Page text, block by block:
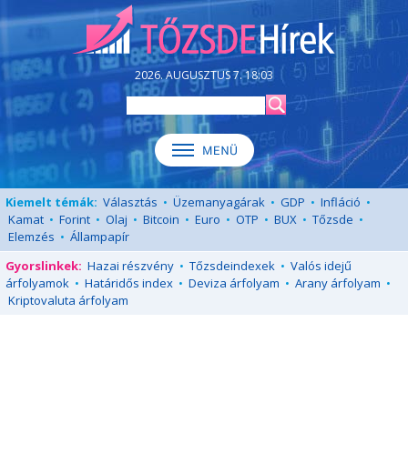
2026. AUGUSZTUS 7. 18:03
Kiemelt témák: Választás • Üzemanyagárak • GDP • Infláció •
Kamat • Forint • Olaj • Bitcoin • Euro • OTP • BUX • Tőzsde •
Elemzés • Állampapír
Gyorslinkek: Hazai részvény • Tőzsdeindexek • Valós idejű
árfolyamok • Határidős index • Deviza árfolyam • Arany árfolyam •
Kriptovaluta árfolyam